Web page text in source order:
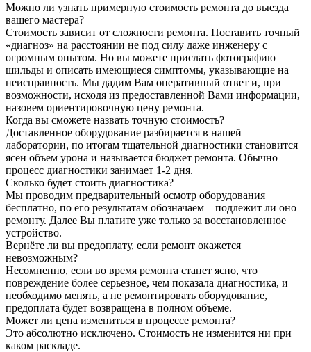
Можно ли узнать примерную стоимость ремонта до выезда
вашего мастера?
Стоимость зависит от сложности ремонта. Поставить точный
«диагноз» на расстоянии не под силу даже инженеру с
огромным опытом. Но вы можете прислать фотографию
шильды и описать имеющиеся симптомы, указывающие на
неисправность. Мы дадим Вам оперативный ответ и, при
возможности, исходя из предоставленной Вами информации,
назовем ориентировочную цену ремонта.
Когда вы сможете назвать точную стоимость?
Доставленное оборудование разбирается в нашей
лаборатории, по итогам тщательной диагностики становится
ясен объем урона и называется бюджет ремонта. Обычно
процесс диагностики занимает 1-2 дня.
Сколько будет стоить диагностика?
Мы проводим предварительный осмотр оборудования
бесплатно, по его результатам обозначаем – подлежит ли оно
ремонту. Далее Вы платите уже только за восстановленное
устройство.
Вернёте ли вы предоплату, если ремонт окажется
невозможным?
Несомненно, если во время ремонта станет ясно, что
повреждение более серьезное, чем показала диагностика, и
необходимо менять, а не ремонтировать оборудование,
предоплата будет возвращена в полном объеме.
Может ли цена измениться в процессе ремонта?
Это абсолютно исключено. Стоимость не изменится ни при
каком раскладе.